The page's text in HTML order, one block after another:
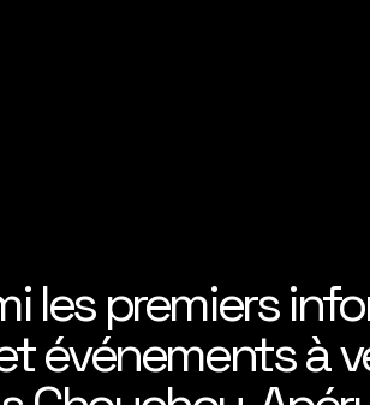
les premiers
événements à